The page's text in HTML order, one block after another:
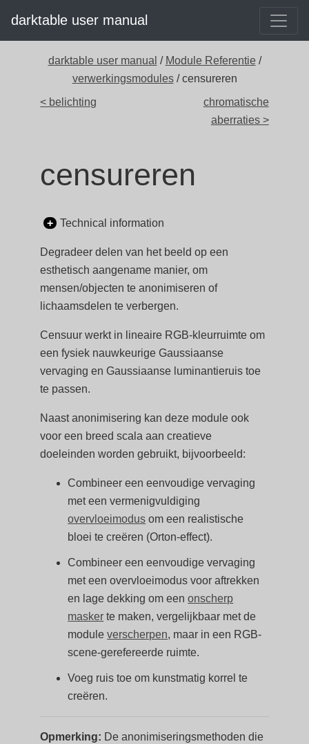
darktable user manual
darktable user manual / Module Referentie /
verwerkingsmodules/ censureren
< belichting
chromatische
aberraties >
censureren
Technical information
Degradeer delen van het beeld op een
esthetisch aangename manier, om
mensen/objecten te anonimiseren of
lichaamsdelen te verbergen.
Censuur werkt in lineaire RGB-kleurruimte om
een fysiek nauwkeurige Gaussiaanse
vervaging en Gaussiaanse luminantieruis toe
te passen.
Naast anonimisering kan deze module ook
voor een breed scala aan creatieve
doeleinden worden gebruikt, bijvoorbeeld:
Combineer een eenvoudige vervaging
met een vermenigvuldiging
overvloeimodus om een realistische
bloei te creëren (Orton-effect).
Combineer een eenvoudige vervaging
met een overvloeimodus voor aftrekken
en lage dekking om eenonscherp
masker te maken, vergelijkbaar met de
moduleverscherpen, maar in een RGB-
scene-gerefereerde ruimte.
Voeg ruis toe om kunstmatig korrel te
creëren.
Opmerking: De anonimiseringsmethoden die